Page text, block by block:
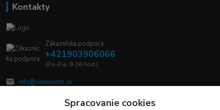
Kontakty
Zákaznícka podpora
+421903906066
(Po-Pia, 9-16 hod.)
info@videocom.sk
Spracovanie cookies